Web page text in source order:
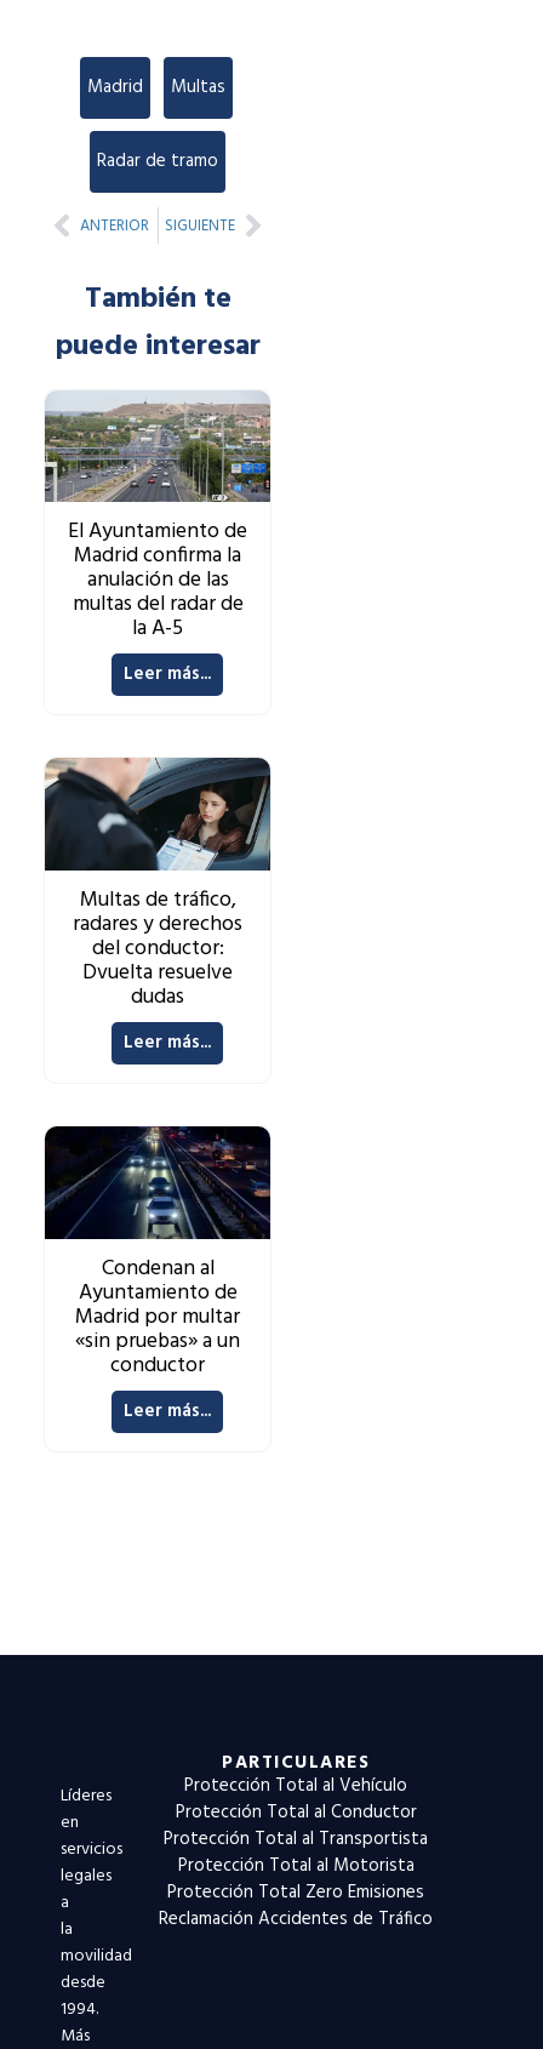
Madrid Multas
Radar de tramo
Prev
ANTERIOR SIGUIENTENext
También te
puede interesar
El Ayuntamiento de
Madrid confirma la
anulación de las
multas del radar de
la A-5
Leer más...
Multas de tráfico,
radares y derechos
del conductor:
Dvuelta resuelve
dudas
Leer más...
Condenan al
Ayuntamiento de
Madrid por multar
«sin pruebas» a un
conductor
Leer más...
Líderes
en
servicios
legales
a
la
movilidad
desde
1994.
Más
PARTICULARES
Protección Total al Vehículo
Protección Total al Conductor
Protección Total al Transportista
Protección Total al Motorista
Protección Total Zero Emisiones
Reclamación Accidentes de Tráfico